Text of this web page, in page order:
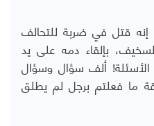
قتل في ضربة للتحالف
السخيف، بإلقاء دمه على يد
الأسئلة! ألف سؤال وسؤال
ما فعلتم برجل لم يطلق